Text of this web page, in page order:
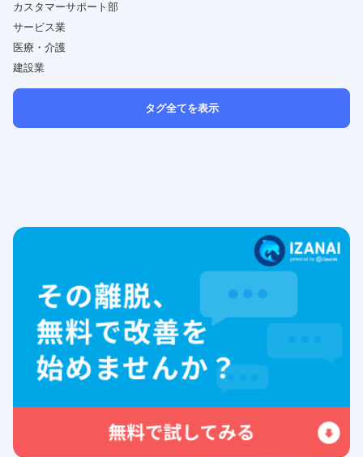
カスタマーサポート部
サービス業
医療・介護
建設業
タグ全てを表示